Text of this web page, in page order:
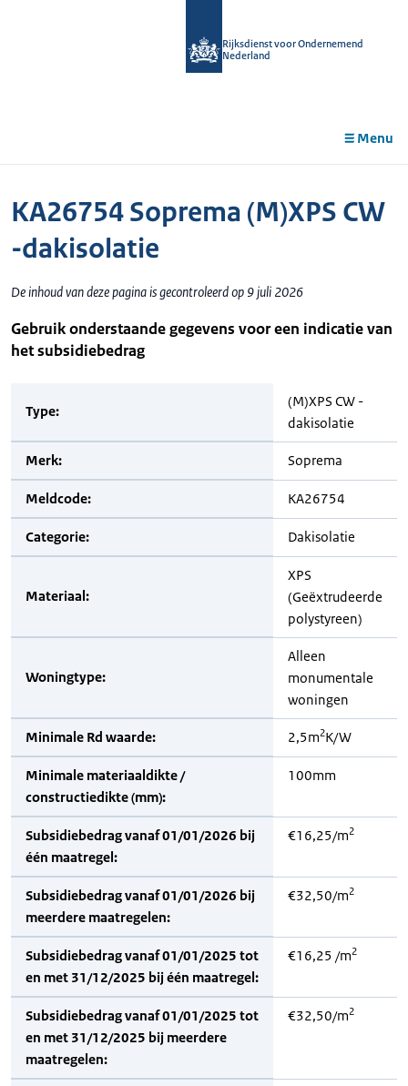
Rijksdienst voor Ondernemend
Nederland
Menu
KA26754 Soprema (M)XPS CW
-dakisolatie
De inhoud van deze pagina is gecontroleerd op 9 juli 2026
Gebruik onderstaande gegevens voor een indicatie van
het subsidiebedrag
Type:
(M)XPS CW -
dakisolatie
Merk: Soprema
Meldcode: KA26754
Categorie: Dakisolatie
Materiaal:
XPS
(Geëxtrudeerde
polystyreen)
Woningtype:
Alleen
monumentale
woningen
Minimale Rd waarde: 2,5m2K/W
Minimale materiaaldikte /
constructiedikte (mm):
100mm
Subsidiebedrag vanaf 01/01/2026 bij
één maatregel:
€16,25/m2
Subsidiebedrag vanaf 01/01/2026 bij
meerdere maatregelen:
€32,50/m2
Subsidiebedrag vanaf 01/01/2025 tot
en met 31/12/2025 bij één maatregel:
€16,25 /m2
Subsidiebedrag vanaf 01/01/2025 tot
en met 31/12/2025 bij meerdere
maatregelen:
€32,50/m2